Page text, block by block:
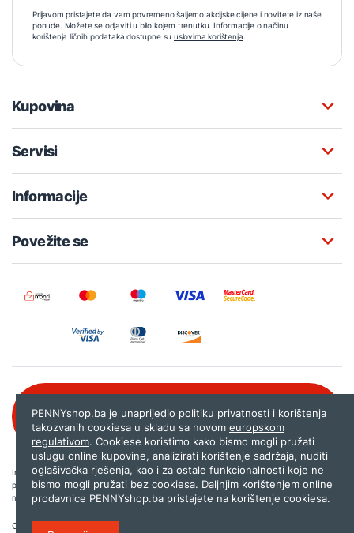
Prijavom pristajete da vam povremeno šaljemo akcijske cijene i novitete iz naše
ponude. Možete se odjaviti u bilo kojem trenutku. Informacije o načinu
korištenja ličnih podataka dostupne su uslovima korištenja.
Kupovina
Servisi
Informacije
Povežite se
080 020 261
Internet trgovina PENNYshop.ba nastoji objavljivati samo provjerene i pravilne
podatke. Ako na našoj stranici otkrijete neistinite, odnosno neadekvatne informacije,
molimo vas da nam to javite nashop@pennyplus.com .
Copyright © 2026.
PENNYshop.ba je unaprijedio politiku privatnosti i korištenja
takozvanih cookiesa u skladu sa novom europskom
regulativom. Cookiese koristimo kako bismo mogli pružati
uslugu online kupovine, analizirati korištenje sadržaja, nuditi
oglašivačka rješenja, kao i za ostale funkcionalnosti koje ne
bismo mogli pružati bez cookiesa. Daljnjim korištenjem online
prodavnice PENNYshop.ba pristajete na korištenje cookiesa.